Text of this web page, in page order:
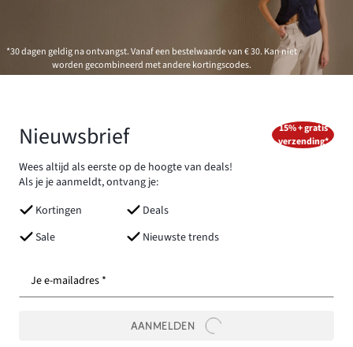
*30 dagen geldig na ontvangst. Vanaf een bestelwaarde van € 30. Kan niet
worden gecombineerd met andere kortingscodes.
Nieuwsbrief
Wees altijd als eerste op de hoogte van deals!
Als je je aanmeldt, ontvang je:
Kortingen
Deals
Sale
Nieuwste trends
15% + gratis
verzending*
Je e-mailadres *
AANMELDEN